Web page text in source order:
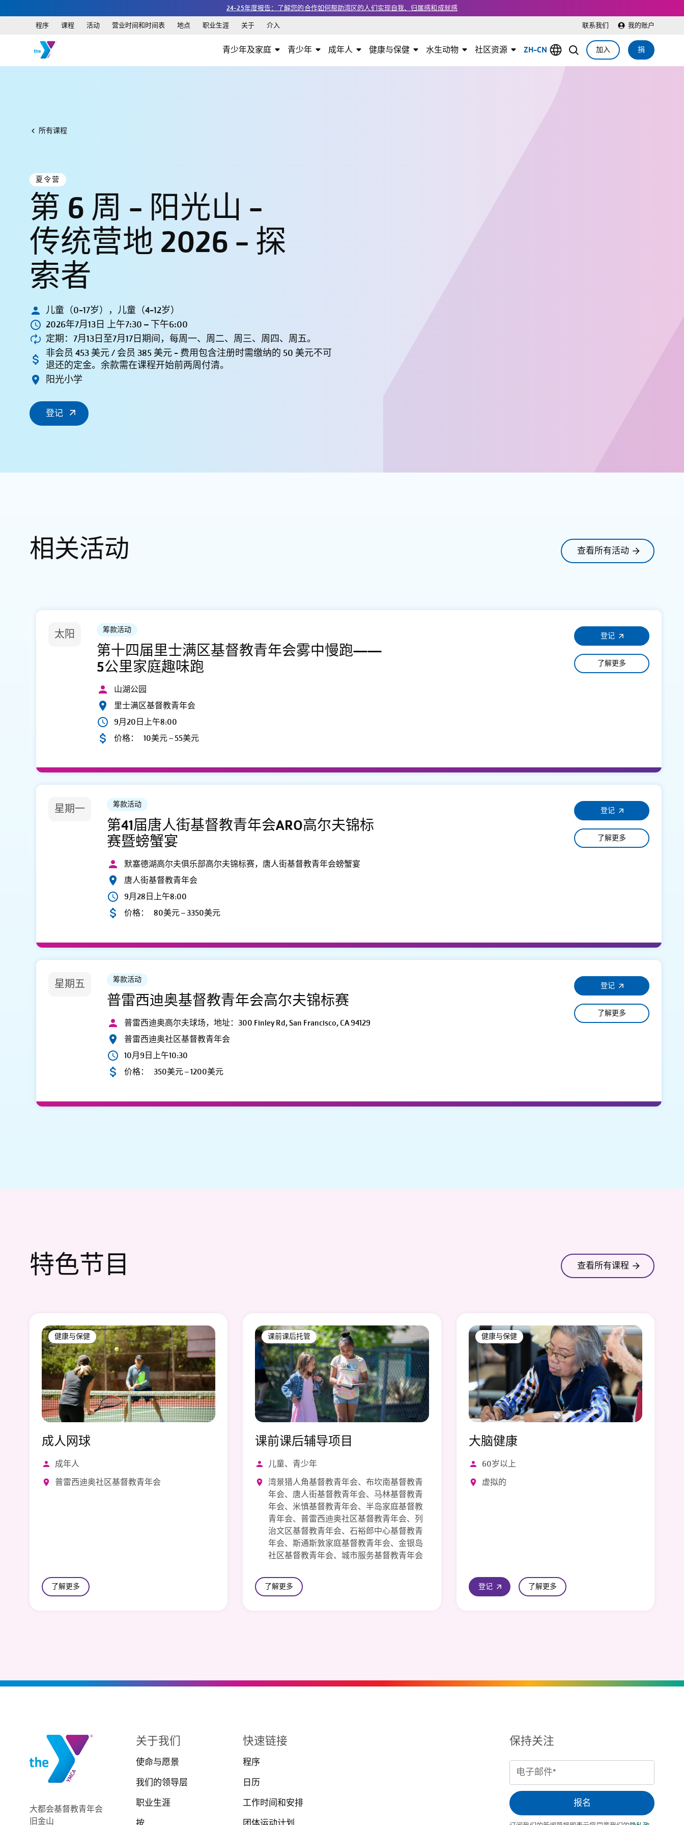
24-25年度报告：了解您的合作如何帮助湾区的人们实现自我、归属感和成就感
青少年及家庭 青少年 成年人 健康与保健 水生动物 社区资源 加入 捐
程序 课程 活动 营业时间和时间表 地点 职业生涯 关于 介入 联系我们 我的账户
ZH-CN
所有课程
夏令营
第 6 周 - 阳光山 -
传统营地 2026 - 探
索者
儿童（0-17岁），儿童（4-12岁）
2026年7月13日 上午7:30 – 下午6:00
定期：7月13日至7月17日期间，每周一、周二、周三、周四、周五。
非会员 453 美元 / 会员 385 美元 - 费用包含注册时需缴纳的 50 美元不可
退还的定金。余款需在课程开始前两周付清。
阳光小学
登记
相关活动 查看所有活动
太阳 筹款活动
第十四届里士满区基督教青年会雾中慢跑——
5公里家庭趣味跑
山湖公园
里士满区基督教青年会
9月20日上午8:00
价格：
10美元 – 55美元
登记
了解更多
星期一 筹款活动
第41届唐人街基督教青年会ARO高尔夫锦标
赛暨螃蟹宴
默塞德湖高尔夫俱乐部高尔夫锦标赛，唐人街基督教青年会螃蟹宴
唐人街基督教青年会
9月28日上午8:00
价格：
80美元 – 3350美元
登记
了解更多
星期五 筹款活动
普雷西迪奥基督教青年会高尔夫锦标赛
普雷西迪奥高尔夫球场，地址：300 Finley Rd, San Francisco, CA 94129
普雷西迪奥社区基督教青年会
10月9日上午10:30
价格：
350美元 – 1200美元
登记
了解更多
特色节目 查看所有课程
健康与保健
成人网球
成年人
普雷西迪奥社区基督教青年会
了解更多
课前课后托管
课前课后辅导项目
儿童、青少年
湾景猎人角基督教青年会、布坎南基督教青
年会、唐人街基督教青年会、马林基督教青
年会、米慎基督教青年会、半岛家庭基督教
青年会、普雷西迪奥社区基督教青年会、列
治文区基督教青年会、石裕郎中心基督教青
年会、斯通斯敦家庭基督教青年会、金银岛
社区基督教青年会、城市服务基督教青年会
了解更多
健康与保健
大脑健康
60岁以上
虚拟的
登记 了解更多
大都会基督教青年会
旧金山
关于我们
使命与愿景
我们的领导层
职业生涯
快速链接
程序
日历
工作时间和安排
保持关注
电
邮
件
报名